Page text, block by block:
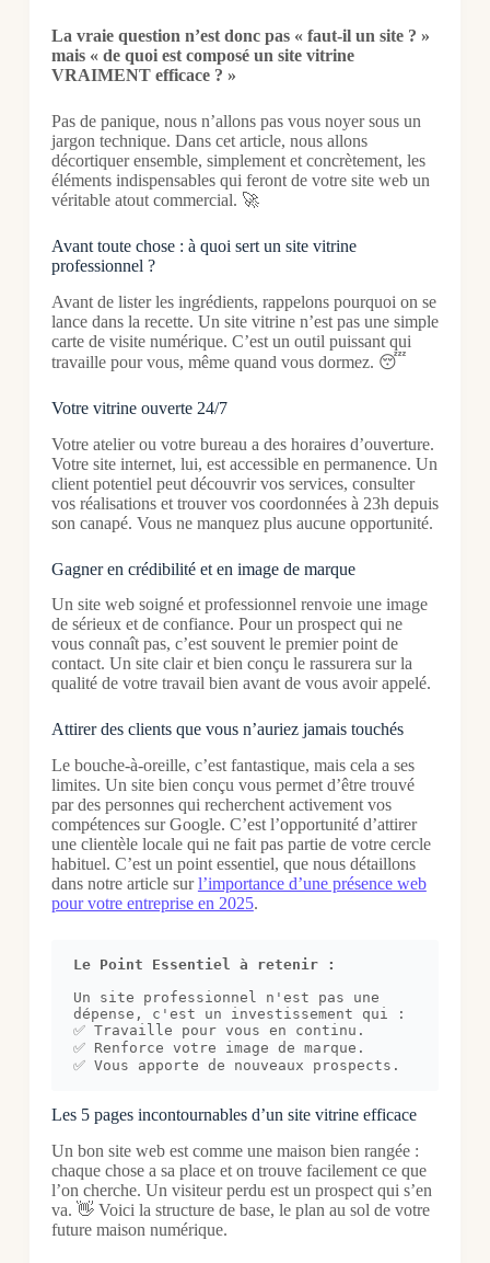
La vraie question n’est donc pas « faut-il un site ? »
mais « de quoi est composé un site vitrine
VRAIMENT efficace ? »
Pas de panique, nous n’allons pas vous noyer sous un
jargon technique. Dans cet article, nous allons
décortiquer ensemble, simplement et concrètement, les
éléments indispensables qui feront de votre site web un
véritable atout commercial. 🚀
Avant toute chose : à quoi sert un site vitrine
professionnel ?
Avant de lister les ingrédients, rappelons pourquoi on se
lance dans la recette. Un site vitrine n’est pas une simple
carte de visite numérique. C’est un outil puissant qui
travaille pour vous, même quand vous dormez. 😴
Votre vitrine ouverte 24/7
Votre atelier ou votre bureau a des horaires d’ouverture.
Votre site internet, lui, est accessible en permanence. Un
client potentiel peut découvrir vos services, consulter
vos réalisations et trouver vos coordonnées à 23h depuis
son canapé. Vous ne manquez plus aucune opportunité.
Gagner en crédibilité et en image de marque
Un site web soigné et professionnel renvoie une image
de sérieux et de confiance. Pour un prospect qui ne
vous connaît pas, c’est souvent le premier point de
contact. Un site clair et bien conçu le rassurera sur la
qualité de votre travail bien avant de vous avoir appelé.
Attirer des clients que vous n’auriez jamais touchés
Le bouche-à-oreille, c’est fantastique, mais cela a ses
limites. Un site bien conçu vous permet d’être trouvé
par des personnes qui recherchent activement vos
compétences sur Google. C’est l’opportunité d’attirer
une clientèle locale qui ne fait pas partie de votre cercle
habituel. C’est un point essentiel, que nous détaillons
dans notre article surl’importance d’une présence web
pour votre entreprise en 2025.
Le Point Essentiel à retenir :
Un site professionnel n'est pas une
dépense, c'est un investissement qui :
✅ Travaille pour vous en continu.
✅ Renforce votre image de marque.
✅ Vous apporte de nouveaux prospects.
Les 5 pages incontournables d’un site vitrine efficace
Un bon site web est comme une maison bien rangée :
chaque chose a sa place et on trouve facilement ce que
l’on cherche. Un visiteur perdu est un prospect qui s’en
va. 👋 Voici la structure de base, le plan au sol de votre
future maison numérique.